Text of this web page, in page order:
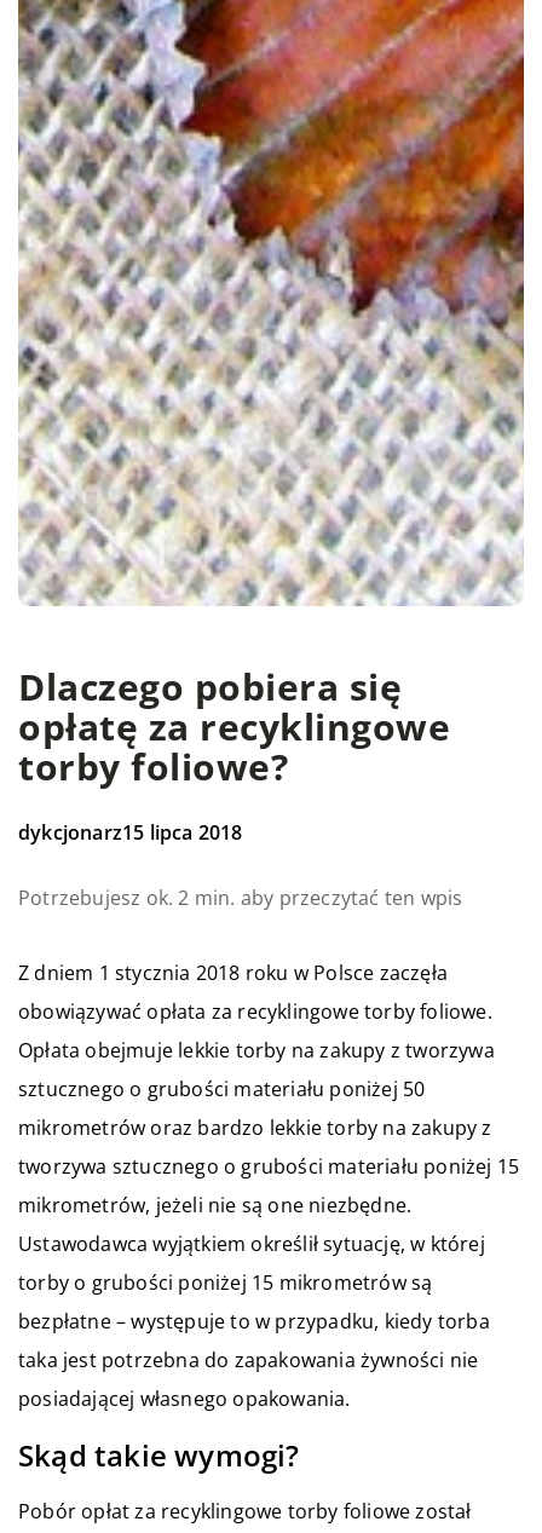
Dlaczego pobiera się
opłatę za recyklingowe
torby foliowe?
dykcjonarz15 lipca 2018
Potrzebujesz ok. 2 min. aby przeczytać ten wpis
Z dniem 1 stycznia 2018 roku w Polsce zaczęła
obowiązywać opłata za recyklingowe torby foliowe.
Opłata obejmuje lekkie torby na zakupy z tworzywa
sztucznego o grubości materiału poniżej 50
mikrometrów oraz bardzo lekkie torby na zakupy z
tworzywa sztucznego o grubości materiału poniżej 15
mikrometrów, jeżeli nie są one niezbędne.
Ustawodawca wyjątkiem określił sytuację, w której
torby o grubości poniżej 15 mikrometrów są
bezpłatne – występuje to w przypadku, kiedy torba
taka jest potrzebna do zapakowania żywności nie
posiadającej własnego opakowania.
Skąd takie wymogi?
Pobór opłat za recyklingowe torby foliowe został